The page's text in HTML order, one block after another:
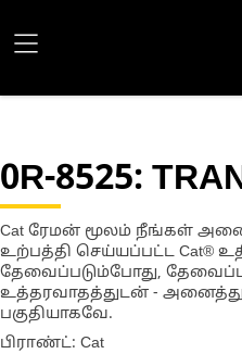
0R-8525:
Cat ரேமன் மூலம் நீங்கள்
உற்பத்தி செய்யப்பட்ட Cat®
தேவைப்படும்போது,
உத்தரவாதத்துடன் -
பகுதியாகவே.
பிராண்ட்: Cat